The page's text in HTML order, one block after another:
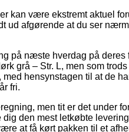
kan være ekstremt aktuel
ud afgørende at du ser
på næste hverdag på
grå – Str. L, men som
hensynstagen til at de
fri.
men tit er det under
den mest letkøbte
at få kørt pakken til et